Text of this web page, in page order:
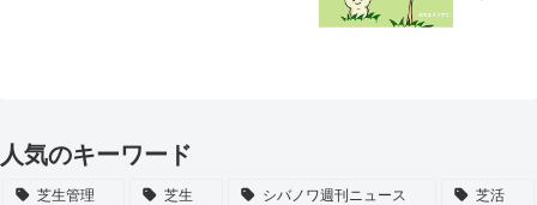
人気のキーワード
芝生管理 芝生 シバノワ週刊ニュース 芝活